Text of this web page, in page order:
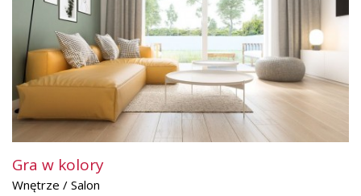
Gra w kolory
Wnętrze / Salon